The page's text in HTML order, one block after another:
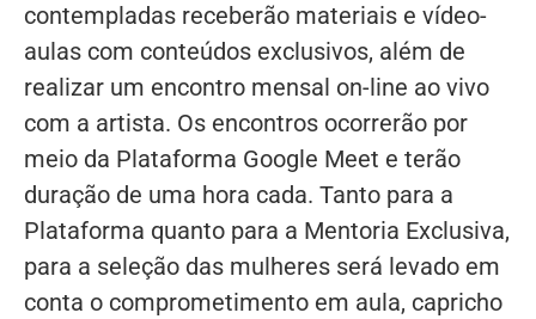
contempladas receberão materiais e vídeo-
aulas com conteúdos exclusivos, além de
realizar um encontro mensal on-line ao vivo
com a artista. Os encontros ocorrerão por
meio da Plataforma Google Meet e terão
duração de uma hora cada. Tanto para a
Plataforma quanto para a Mentoria Exclusiva,
para a seleção das mulheres será levado em
conta o comprometimento em aula, capricho